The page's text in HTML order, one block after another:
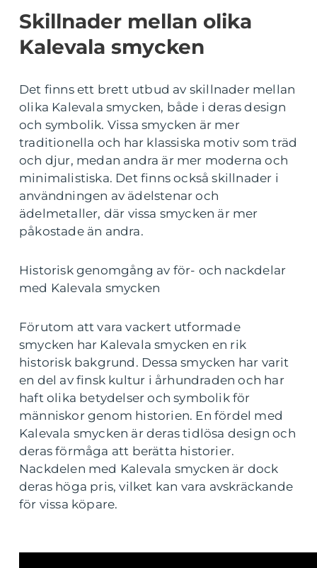
Skillnader mellan olika
Kalevala smycken
Det finns ett brett utbud av skillnader mellan
olika Kalevala smycken, både i deras design
och symbolik. Vissa smycken är mer
traditionella och har klassiska motiv som träd
och djur, medan andra är mer moderna och
minimalistiska. Det finns också skillnader i
användningen av ädelstenar och
ädelmetaller, där vissa smycken är mer
påkostade än andra.
Historisk genomgång av för- och nackdelar
med Kalevala smycken
Förutom att vara vackert utformade
smycken har Kalevala smycken en rik
historisk bakgrund. Dessa smycken har varit
en del av finsk kultur i århundraden och har
haft olika betydelser och symbolik för
människor genom historien. En fördel med
Kalevala smycken är deras tidlösa design och
deras förmåga att berätta historier.
Nackdelen med Kalevala smycken är dock
deras höga pris, vilket kan vara avskräckande
för vissa köpare.